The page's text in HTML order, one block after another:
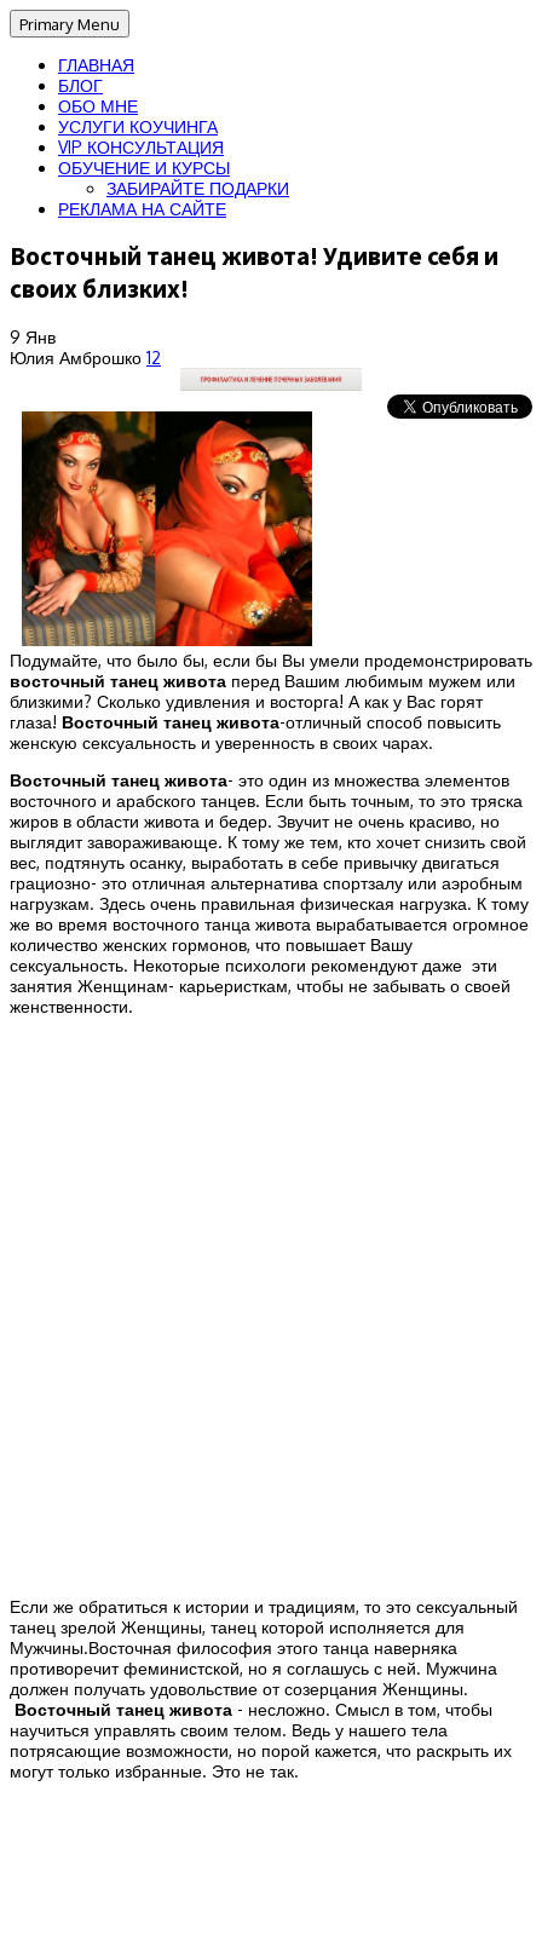
Primary Menu
ГЛАВНАЯ
БЛОГ
ОБО МНЕ
УСЛУГИ КОУЧИНГА
VIP КОНСУЛЬТАЦИЯ
ОБУЧЕНИЕ И КУРСЫ
ЗАБИРАЙТЕ ПОДАРКИ
РЕКЛАМА НА САЙТЕ
Восточный танец живота! Удивите себя и
своих близких!
9 Янв
Юлия Амброшко 12
Подумайте, что было бы, если бы Вы умели продемонстрировать
восточный танец живота перед Вашим любимым мужем или
близкими? Сколько удивления и восторга! А как у Вас горят
глаза! Восточный танец живота-отличный способ повысить
женскую сексуальность и уверенность в своих чарах.
Восточный танец живота- это один из множества элементов
восточного и арабского танцев. Если быть точным, то это тряска
жиров в области живота и бедер. Звучит не очень красиво, но
выглядит завораживающе. К тому же тем, кто хочет снизить свой
вес, подтянуть осанку, выработать в себе привычку двигаться
грациозно- это отличная альтернатива спортзалу или аэробным
нагрузкам. Здесь очень правильная физическая нагрузка. К тому
же во время восточного танца живота вырабатывается огромное
количество женских гормонов, что повышает Вашу
сексуальность. Некоторые психологи рекомендуют даже эти
занятия Женщинам- карьеристкам, чтобы не забывать о своей
женственности.
Если же обратиться к истории и традициям, то это сексуальный
танец зрелой Женщины, танец которой исполняется для
Мужчины.Восточная философия этого танца наверняка
противоречит феминистской, но я соглашусь с ней. Мужчина
должен получать удовольствие от созерцания Женщины.
Восточный танец живота - несложно. Смысл в том, чтобы
научиться управлять своим телом. Ведь у нашего тела
потрясающие возможности, но порой кажется, что раскрыть их
могут только избранные. Это не так.